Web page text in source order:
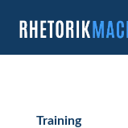
Training